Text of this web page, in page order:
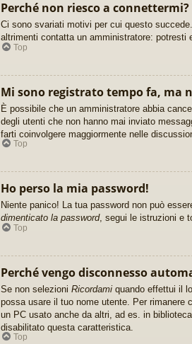
Perché non riesco a connettermi?
Ci sono svariati motivi per cui questo
altrimenti contatta un amministratore: potresti
Top
Mi sono registrato tempo fa, ma
È possibile che un amministratore abbia
degli utenti che non hanno mai inviato
farti coinvolgere maggiormente nelle
Top
Ho perso la mia password!
Niente panico! La tua password non può
dimenticato la password, segui le istruzioni e
Top
Perché vengo disconnesso
Se non selezioni Ricordami quando effettui il
possa usare il tuo nome utente. Per rimanere
un PC usato anche da altri, ad es. in
disabilitato questa caratteristica.
Top